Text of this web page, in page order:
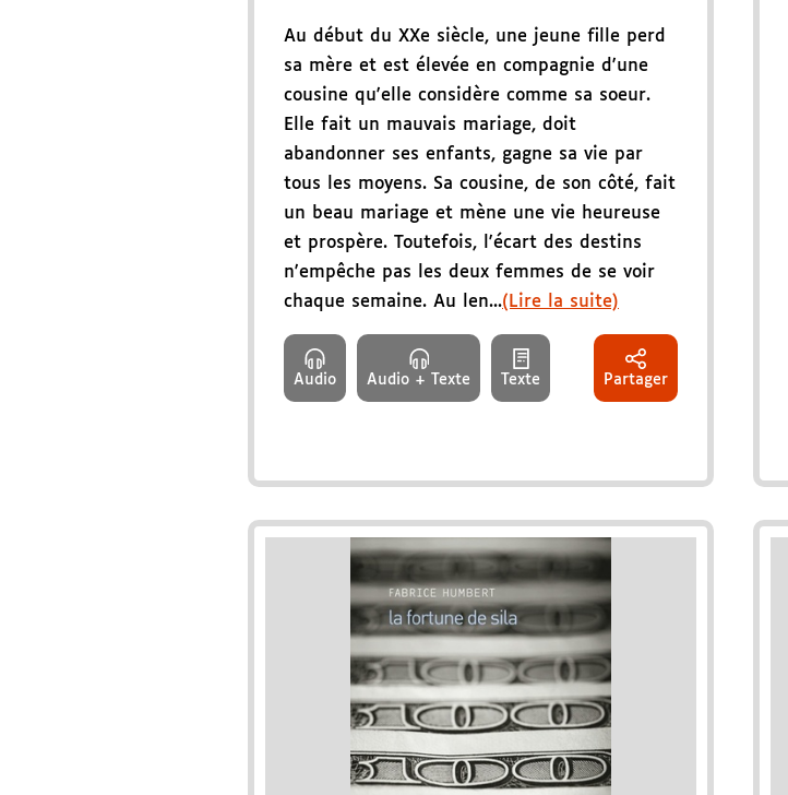
Au début du XXe siècle, une jeune fille perd
sa mère et est élevée en compagnie d'une
cousine qu'elle considère comme sa soeur.
Elle fait un mauvais mariage, doit
abandonner ses enfants, gagne sa vie par
tous les moyens. Sa cousine, de son côté, fait
un beau mariage et mène une vie heureuse
et prospère. Toutefois, l'écart des destins
n'empêche pas les deux femmes de se voir
chaque semaine. Au len...(Lire la suite)
Audio Audio + Texte Texte Partager